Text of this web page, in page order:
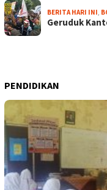
BERITA HARI INI,
Geruduk
PENDIDIKAN